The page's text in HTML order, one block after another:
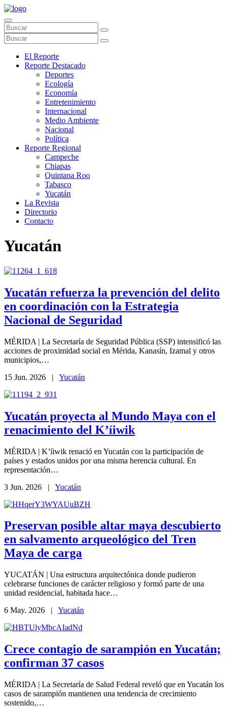
El Reporte
Reporte Destacado
Deportes
Ecología
Economía
Entretenimiento
Internacional
Medio Ambiente
Nacional
Política
Reporte Regional
Campeche
Chiapas
Quintana Roo
Tabasco
Yucatán
La Revista
Directorio
Contacto
Yucatán
Yucatán refuerza la prevención del delito
en coordinación con la Estrategia
Nacional de Seguridad
MÉRIDA | La Secretaría de Seguridad Pública (SSP) intensificó las
acciones de proximidad social en Mérida, Kanasín, Izamal y otros
municipios,…
15 Jun. 2026 | Yucatán
Yucatán proyecta al Mundo Maya con el
renacimiento del K’íiwik
MÉRIDA | K’íiwik renació en Yucatán con la participación de
países y estados unidos por una misma herencia cultural. En
representación…
3 Jun. 2026 | Yucatán
Preservan posible altar maya descubierto
en salvamento arqueológico del Tren
Maya de carga
YUCATÁN | Una estructura arquitectónica donde pudieron
celebrarse funciones de carácter religioso y formó parte de una
unidad residencial, habitada hace…
6 May. 2026 | Yucatán
Crece contagio de sarampión en Yucatán;
confirman 37 casos
MÉRIDA | La Secretaría de Salud Federal reveló que en Yucatán los
casos de sarampión mantienen una tendencia de crecimiento
sostenido,…